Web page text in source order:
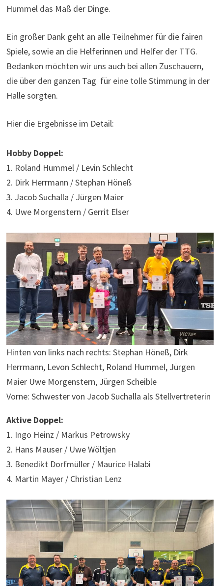
Hummel das Maß der Dinge.
Ein großer Dank geht an alle Teilnehmer für die fairen
Spiele, sowie an die Helferinnen und Helfer der TTG.
Bedanken möchten wir uns auch bei allen Zuschauern,
die über den ganzen Tag für eine tolle Stimmung in der
Halle sorgten.
Hier die Ergebnisse im Detail:
Hobby Doppel:
1. Roland Hummel / Levin Schlecht
2. Dirk Herrmann / Stephan Höneß
3. Jacob Suchalla / Jürgen Maier
4. Uwe Morgenstern / Gerrit Elser
Hinten von links nach rechts: Stephan Höneß, Dirk
Herrmann, Levon Schlecht, Roland Hummel, Jürgen
Maier Uwe Morgenstern, Jürgen Scheible
Vorne: Schwester von Jacob Suchalla als Stellvertreterin
Aktive Doppel:
1. Ingo Heinz / Markus Petrowsky
2. Hans Mauser / Uwe Wöltjen
3. Benedikt Dorfmüller / Maurice Halabi
4. Martin Mayer / Christian Lenz